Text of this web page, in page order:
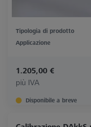
Tipologia di prodotto
Applicazione
1.205,00 €
più IVA
Disponibile a breve